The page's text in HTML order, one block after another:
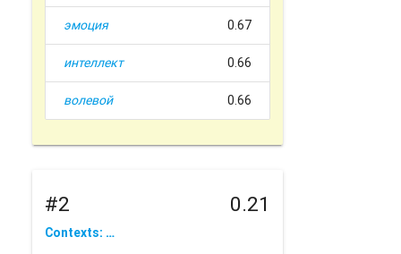
эмоция 0.67
интеллект 0.66
волевой 0.66
#2 0.21
Contexts: …